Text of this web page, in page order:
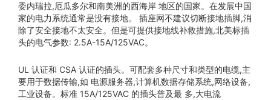
委内瑞拉,厄瓜多尔和南美洲的西海岸 地区的国家。在发展中国
家的电力系统通常是没有接地。 插座网不建议切断接地插脚,消
除了安全接地不太安全。但是可提供接地线补救措施,北美标插
头的电气参数: 2.5A-15A/125VAC。
UL 认证和 CSA 认证的插头。可配套多种尺寸和类型的电缆,主
要用于数据传输,如 电源服务器,计算机数据存储系统,网络设备,
工业设备。标准 15A/125VAC 的插头普及最 多,大电流